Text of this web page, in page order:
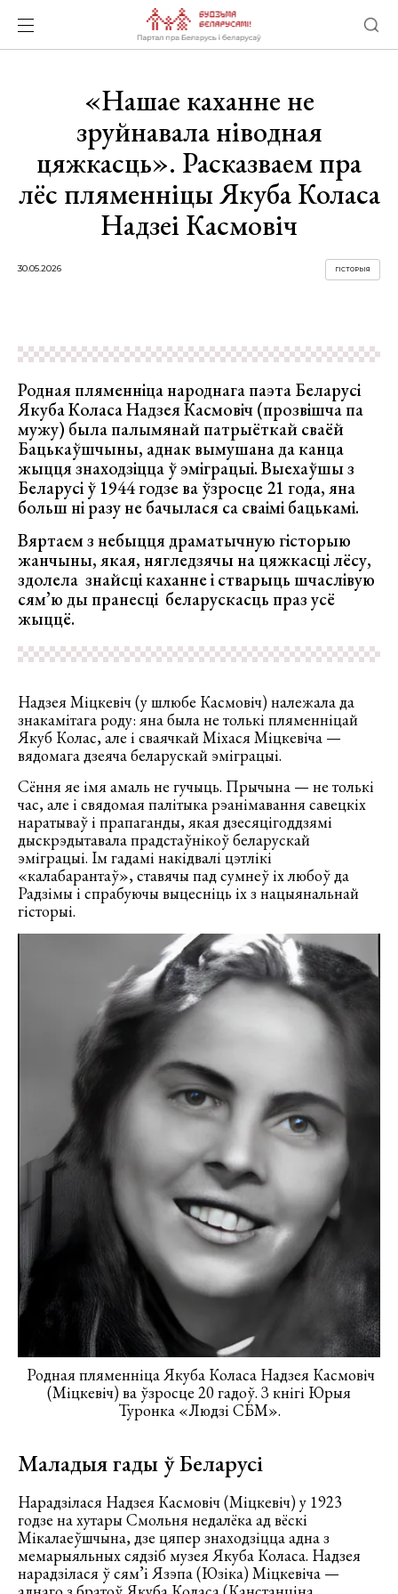
«Нашае каханне не
зруйнавала ніводная
цяжкасць». Расказваем пра
лёс пляменніцы Якуба Коласа
Надзеі Касмовіч
30.05.2026 ГІСТОРЫЯ
Родная пляменніца народнага паэта Беларусі
Якуба Коласа Надзея Касмовіч (прозвішча па
мужу) была палымянай патрыёткай сваёй
Бацькаўшчыны, аднак вымушана да канца
жыцця знаходзіцца ў эміграцыі. Выехаўшы з
Беларусі ў 1944 годзе ва ўзросце 21 года, яна
больш ні разу не бачылася са сваімі бацькамі.
Вяртаем з небыцця драматычную гісторыю
жанчыны, якая, нягледзячы на цяжкасці лёсу,
здолела знайсці каханне і стварыць шчаслівую
сям’ю ды пранесці беларускасць праз усё
жыццё.
Надзея Міцкевіч (у шлюбе Касмовіч) належала да
знакамітага роду: яна была не толькі пляменніцай
Якуб Колас, але і сваячкай Міхася Міцкевіча —
вядомага дзеяча беларускай эміграцыі.
Сёння яе імя амаль не гучыць. Прычына — не толькі
час, але і свядомая палітыка рэанімавання савецкіх
наратываў і прапаганды, якая дзесяцігоддзямі
дыскрэдытавала прадстаўнікоў беларускай
эміграцыі. Ім гадамі накідвалі цэтлікі
«калабарантаў», ставячы пад сумнеў іх любоў да
Радзімы і спрабуючы выцесніць іх з нацыянальнай
гісторыі.
Родная пляменніца Якуба Коласа Надзея Касмовіч
(Міцкевіч) ва ўзросце 20 гадоў. З кнігі Юрыя
Туронка «Людзі СБМ».
Маладыя гады ў Беларусі
Нарадзілася Надзея Касмовіч (Міцкевіч) у 1923
годзе на хутары Смольня недалёка ад вёскі
Мікалаеўшчына, дзе цяпер знаходзіцца адна з
мемарыяльных сядзіб музея Якуба Коласа. Надзея
нарадзілася ў сям’і Язэпа (Юзіка) Міцкевіча —